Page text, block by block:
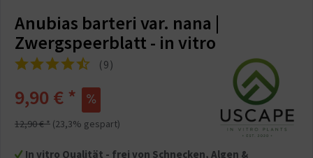
Anubias barteri var. nana |
Zwergspeerblatt - in vitro
(9)
In vitro Qualität - frei von Schnecken, Algen &
9,90 €*
12,90 €* (23,3% gespart)